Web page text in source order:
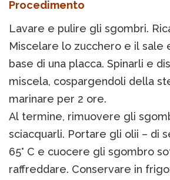
Procedimento
Lavare e pulire gli sgombri.
Miscelare lo zucchero e il sale
base di una placca. Spinarli e
miscela, cospargendoli della
marinare per 2 ore.
Al termine, rimuovere gli
sciacquarli. Portare gli olii – di
65° C e cuocere gli sgombro
raffreddare. Conservare in